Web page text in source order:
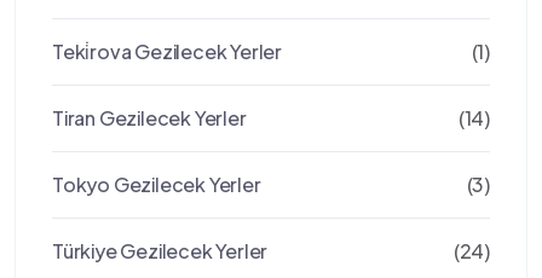
Teki̇rova Gezilecek Yerler (1)
Tiran Gezilecek Yerler (14)
Tokyo Gezilecek Yerler (3)
Türkiye Gezilecek Yerler (24)